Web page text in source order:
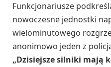
Funkcjonariusze
nowoczesne jednostki
wielominutowego
anonimowo jeden z
„Dzisiejsze silniki mają